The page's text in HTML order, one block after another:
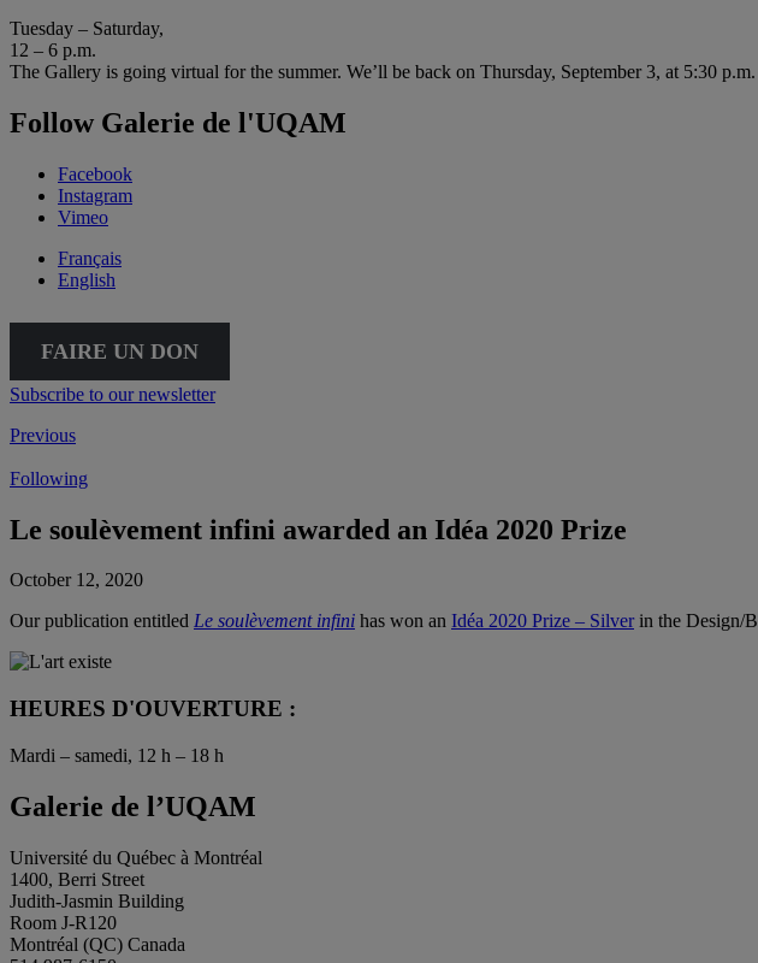
Tuesday – Saturday,
12 – 6 p.m.
The Gallery is going virtual for the summer. We’ll be back on Thursday, September 3, at 5:30 p.m.
Follow Galerie de l'UQAM
Facebook
Instagram
Vimeo
Français
English
FAIRE UN DON
Subscribe to our newsletter
Previous
Following
Le soulèvement infini awarded an Idéa 2020 Prize
October 12, 2020
Our publication entitled Le soulèvement infini has won an Idéa 2020 Prize – Silverin the Design/
HEURES D'OUVERTURE :
Mardi – samedi, 12 h – 18 h
Galerie de l’UQAM
Université du Québec à Montréal
1400, Berri Street
Judith-Jasmin Building
Room J-R120
Montréal (QC) Canada